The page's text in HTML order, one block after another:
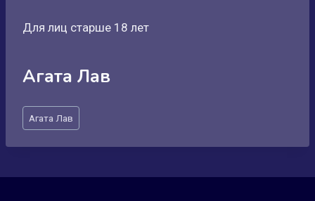
Для лиц старше 18 лет
Агата Лав
Метки
записи:
Агата Лав